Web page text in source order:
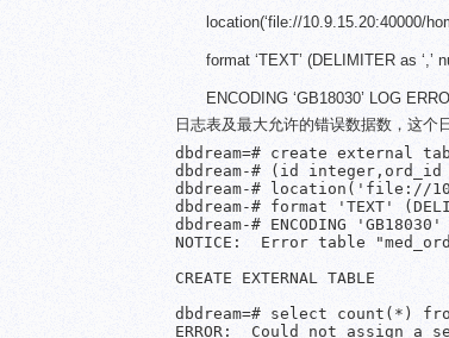
location(‘file://10.9.15.20:40000/
format ‘TEXT’ (DELIMITER as ‘,’
ENCODING ‘GB18030’ LOG
日志表及最大允许的错误数据数，这个
dbdream=# create external
dbdream-# (id
dbdream-# location('file://
dbdream-# format 'TEXT'
dbdream-# ENCODING 'GB18030'
NOTICE:  Error table
CREATE EXTERNAL TABLE
dbdream=# select count(*)